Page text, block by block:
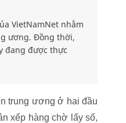
VietNamNet nhằm
ương. Đồng thời,
đang được thực
trung ương ở hai đầu
xếp hàng chờ lấy số,